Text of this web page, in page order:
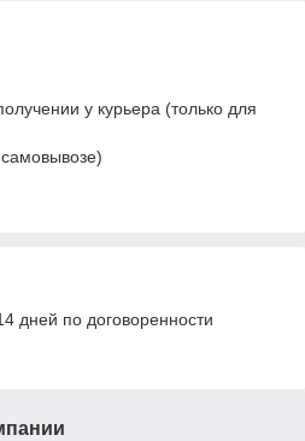
у курьера (только для
дней по договоренности